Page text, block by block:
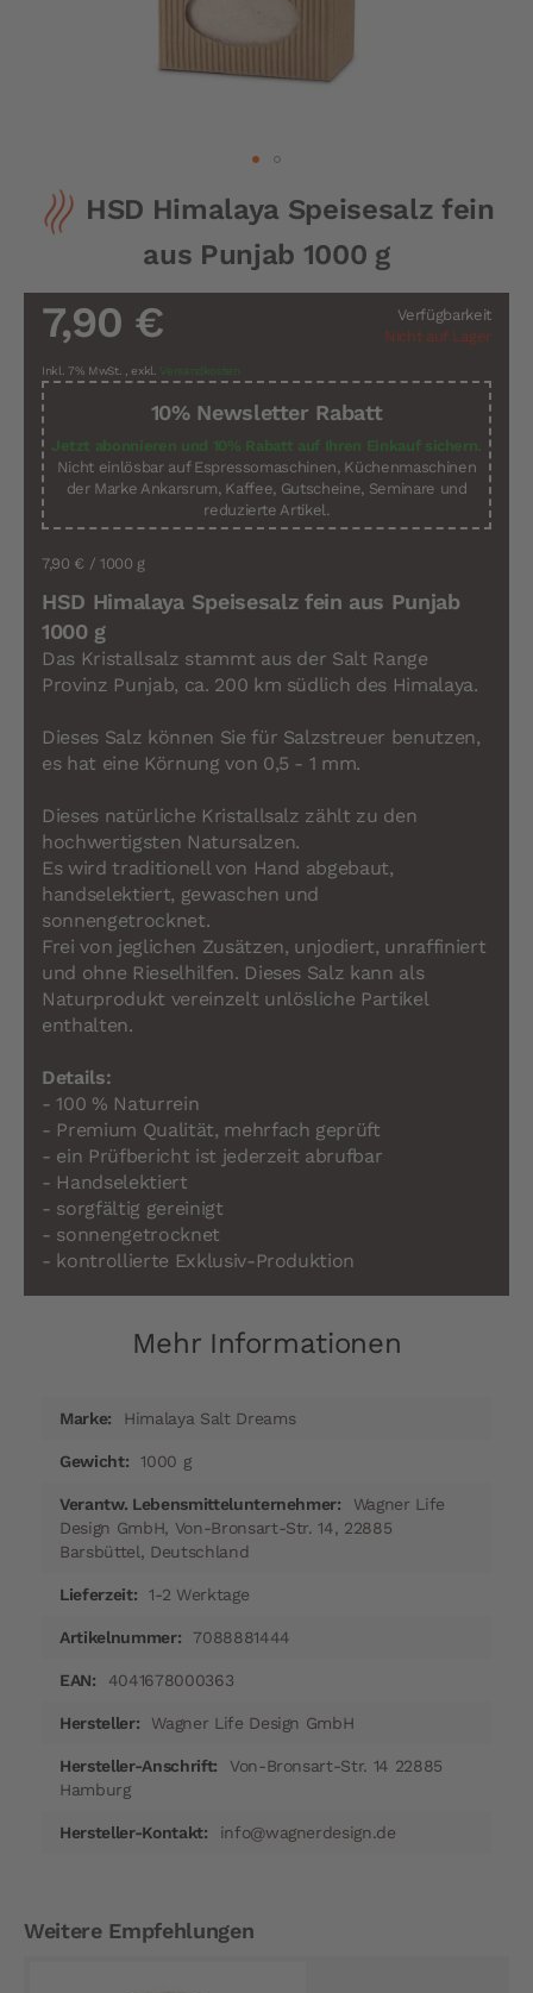
Anfang
der
HSD Himalaya Speisesalz fein
aus Punjab 1000 g
Verfügbarkeit
Nicht auf Lager
7,90 €
Inkl. 7% MwSt. ,exkl. Versandkosten
10% Newsletter Rabatt
Jetzt abonnieren und 10% Rabatt auf Ihren Einkauf sichern.
Nicht einlösbar auf Espressomaschinen, Küchenmaschinen
der Marke Ankarsrum, Kaffee, Gutscheine, Seminare und
reduzierte Artikel.
7,90 € / 1000 g
HSD Himalaya Speisesalz fein aus Punjab
1000 g
Das Kristallsalz stammt aus der Salt Range
Provinz Punjab, ca. 200 km südlich des Himalaya.
Dieses Salz können Sie für Salzstreuer benutzen,
es hat eine Körnung von 0,5 - 1 mm.
Dieses natürliche Kristallsalz zählt zu den
hochwertigsten Natursalzen.
Es wird traditionell von Hand abgebaut,
handselektiert, gewaschen und
sonnengetrocknet.
Frei von jeglichen Zusätzen, unjodiert, unraffiniert
und ohne Rieselhilfen. Dieses Salz kann als
Naturprodukt vereinzelt unlösliche Partikel
enthalten.
Details:
- 100 % Naturrein
- Premium Qualität, mehrfach geprüft
- ein Prüfbericht ist jederzeit abrufbar
- Handselektiert
- sorgfältig gereinigt
- sonnengetrocknet
- kontrollierte Exklusiv-Produktion
Mehr Informationen
InformationenHimalaya Salt Dreams
1000 g
Wagner Life
Design GmbH, Von-Bronsart-Str. 14, 22885
Barsbüttel, Deutschland
1-2 Werktage
7088881444
4041678000363
Wagner Life Design GmbH
Von-Bronsart-Str. 14 22885
Hamburg
info@wagnerdesign.de
Weitere Empfehlungen